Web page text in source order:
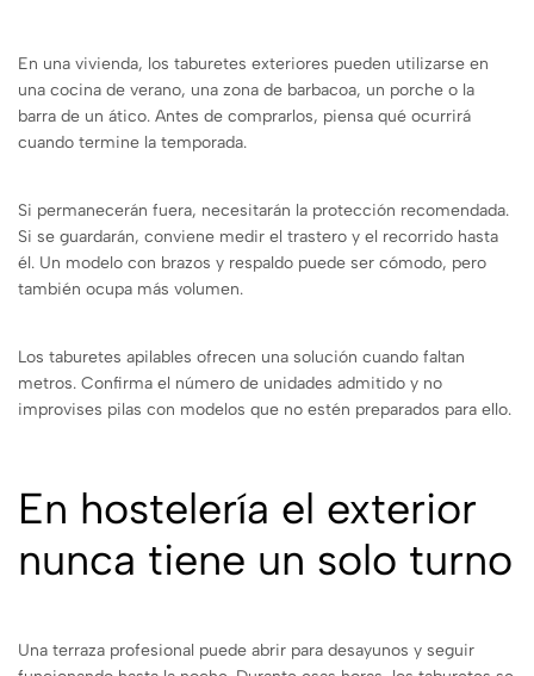
En una vivienda, los taburetes exteriores pueden utilizarse en
una cocina de verano, una zona de barbacoa, un porche o la
barra de un ático. Antes de comprarlos, piensa qué ocurrirá
cuando termine la temporada.
Si permanecerán fuera, necesitarán la protección recomendada.
Si se guardarán, conviene medir el trastero y el recorrido hasta
él. Un modelo con brazos y respaldo puede ser cómodo, pero
también ocupa más volumen.
Los taburetes apilables ofrecen una solución cuando faltan
metros. Confirma el número de unidades admitido y no
improvises pilas con modelos que no estén preparados para ello.
En hostelería el exterior
nunca tiene un solo turno
Una terraza profesional puede abrir para desayunos y seguir